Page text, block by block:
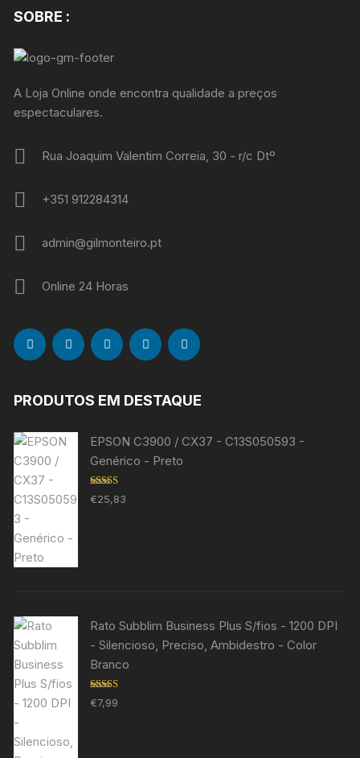
SOBRE :
A Loja Online onde encontra qualidade a preços
espectaculares.
Rua Joaquim Valentim Correia, 30 - r/c Dtº
+351 912284314
admin@gilmonteiro.pt
Online 24 Horas
PRODUTOS EM DESTAQUE
EPSON C3900 / CX37 - C13S050593 -
Genérico - Preto
Avaliação
5.00de 5
€25,83
Rato Subblim Business Plus S/fios - 1200 DPI
- Silencioso, Preciso, Ambidestro - Color
Branco
Avaliação
5.00de 5
€7,99